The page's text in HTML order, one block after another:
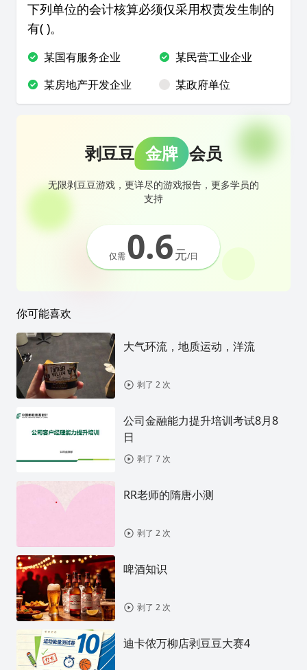
下列单位的会计核算必须仅采用权责发生制的
有( )。
某国有服务企业
某民营工业企业
某房地产开发企业
某政府单位
剥豆豆 金牌 会员
无限剥豆豆游戏，更详尽的游戏报告，更多学员的
支持
仅需0.6元/日
你可能喜欢
大气环流，地质运动，洋流
剥了 2 次
公司金融能力提升培训考试8月8
日
剥了 7 次
RR老师的隋唐小测
剥了 2 次
啤酒知识
剥了 2 次
迪卡侬万柳店剥豆豆大赛4